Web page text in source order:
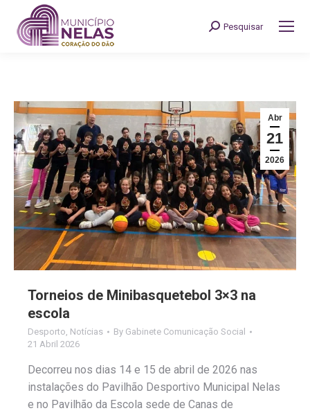
Search:
Pesquisar
Abr
21
2026
Torneios de Minibasquetebol 3×3 na
escola
Desporto, Notícias By Gabinete Comunicação Social
21 Abril 2026
Decorreu nos dias 14 e 15 de abril de 2026 nas
instalações do Pavilhão Desportivo Municipal Nelas
e no Pavilhão da Escola sede de Canas de